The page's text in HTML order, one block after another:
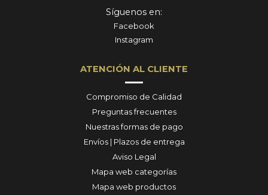
Síguenos en:
Facebook
Instagram
ATENCIÓN AL CLIENTE
Compromiso de Calidad
Preguntas frecuentes
Nuestras formas de pago
Envíos | Plazos de entrega
Aviso Legal
Mapa web categorías
Mapa web productos